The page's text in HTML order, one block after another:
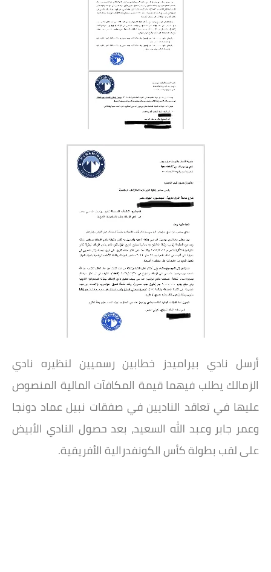
أرسل نادي بيراميدز خطابين رسميين لنظيره نادي
الزمالك يطلب فيهما قيمة المكافآت المالية المنصوص
عليها في تعاقد الناديين في صفقات نبيل عماد دونجا
وعمر جابر وعبد الله السعيد، بعد حصول النادي الأبيض
على لقب بطولة كأس الكونفدرالية الأفريقية.